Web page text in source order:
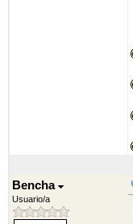
Bencha
Usuario/a